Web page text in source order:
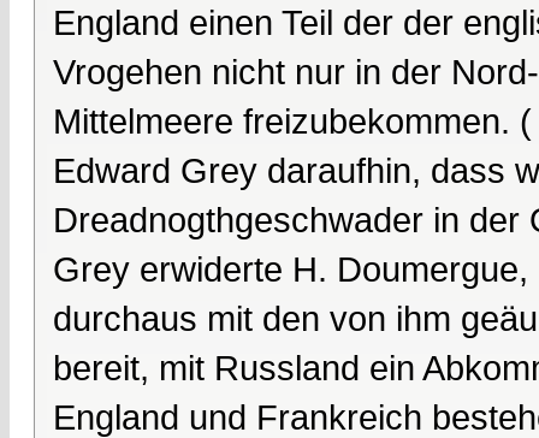
England einen Teil der der
Vrogehen nicht nur in der
Mittelmeere freizubekommen.
Edward Grey daraufhin, dass
Dreadnogthgeschwader in
Grey erwiderte H.
durchaus mit den von ihm
bereit, mit Russland ein
England und Frankreich